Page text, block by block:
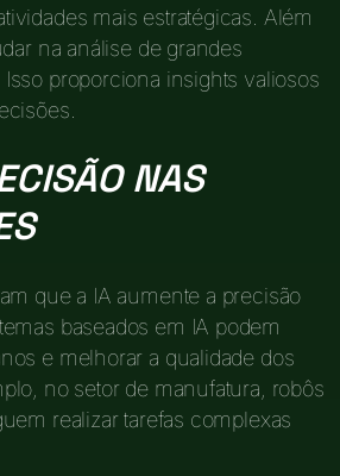
mais estratégicas. Além
na análise de grandes
proporciona insights valiosos
NAS
que a IA aumente a precisão
baseados em IA podem
e melhorar a qualidade dos
no setor de manufatura, robôs
realizar tarefas complexas